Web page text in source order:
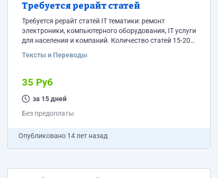
Требуется рерайт статей
Требуется рерайт статей IT тематики: ремонт
электроники, компьютерного оборудования, IT услуги
для населения и компаний. Количество статей 15-20.
результатам работы) возможно закажу еще.
пробелов.
Тексты и Переводы
35 Руб
за 15 дней
Без предоплаты
Опубликовано 14 лет назад